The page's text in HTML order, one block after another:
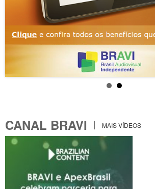
CANAL BRAVI MAIS VÍDEOS